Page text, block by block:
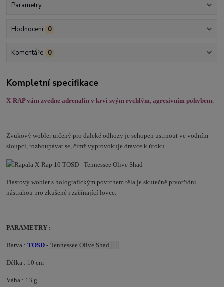
Parametry
Hodnocení 0
Komentáře 0
Kompletní specifikace
X-RAP vám zvedne adrenalin v krvi svým rychlým, agresivním pohybem.
Zvukový wobler určený pro daleké odhozy je schopen ustrnout ve vodním
sloupci, rozhoupávat se, čímž vyprovokuje dravce k útoku….
Plastový wobler s holografickým povrchem těla je skutečně prvotřídní
nástrahou pro zkušené i začínající lovce.
PARAMETRY :
Barva :TOSD - Tennessee Olive Shad
Délka : 10 cm
Váha : 13 g